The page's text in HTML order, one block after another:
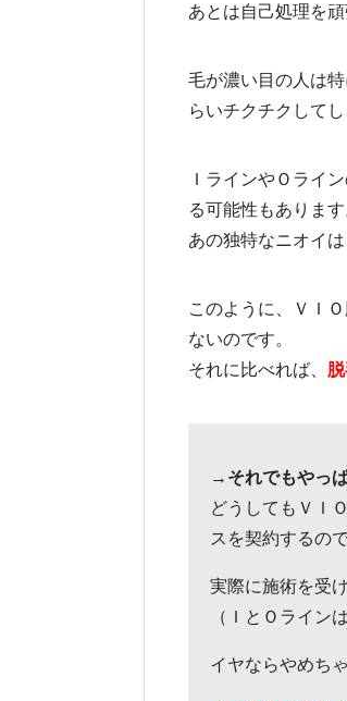
あとは自己処理を
毛が濃い目の人は
らいチクチクして
ＩラインやＯライ
る可能性もあります
あの独特なニオイ
このように、ＶＩ
ないのです。
それに比べれば、
→それでもやっ
どうしてもＶＩ
スを契約するの
実際に施術を受
（ＩとＯライン
イヤならやめち